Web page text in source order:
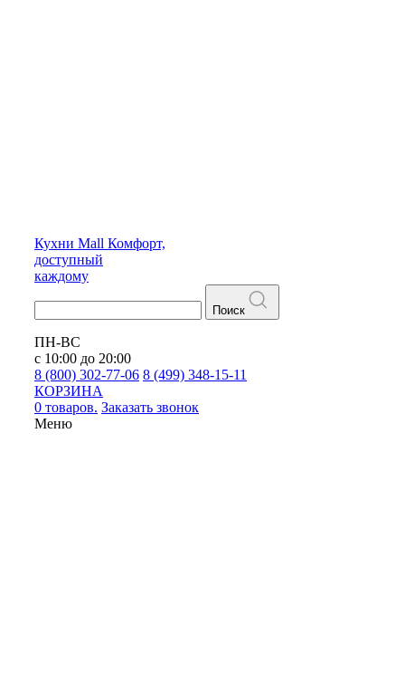
Кухни Mall Комфорт,
доступный
каждому
Поиск
ПН-ВС
с 10:00 до 20:00
8 (800) 302-77-06 8 (499) 348-15-11
КОРЗИНА
0 товаров. Заказать звонок
Меню